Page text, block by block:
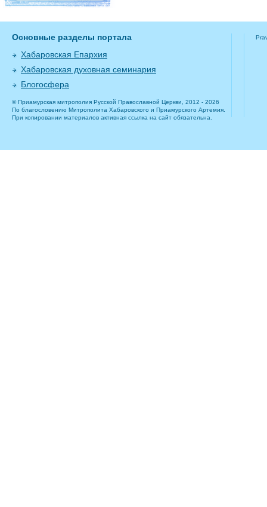
Основные разделы портала
Хабаровская Епархия
Хабаровская духовная семинария
Блогосфера
© Приамурская митрополия Русской Православной Церкви, 2012 - 2026
По благословению Митрополита Хабаровского и Приамурского Артемия.
При копировании материалов активная ссылка на сайт обязательна.